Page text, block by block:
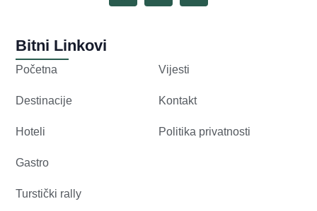
Bitni Linkovi
Početna
Destinacije
Hoteli
Gastro
Turstički rally
Vijesti
Kontakt
Politika privatnosti